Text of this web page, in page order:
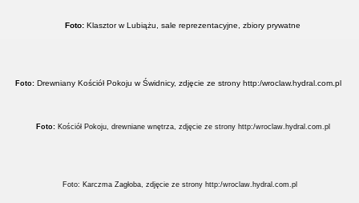
Foto: Klasztor w Lubiążu, sale reprezentacyjne, zbiory prywatne
Foto: Drewniany Kościół Pokoju w Świdnicy, zdjęcie ze strony http:/wroclaw.hydral.com.pl
Foto: Kościół Pokoju, drewniane wnętrza, zdjęcie ze strony http:/wroclaw.hydral.com.pl
Foto: Karczma Zagłoba, zdjęcie ze strony http:/wroclaw.hydral.com.pl